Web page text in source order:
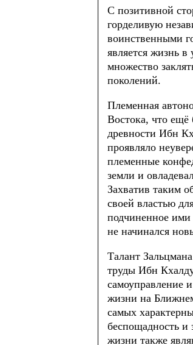
С позитивной
горделивую
воинственными
является жизнь
множество
поколений.
Племенная
Востока, что ещё
древности Ибн
проявляло
племенные
земли и
Захватив таким
своей властью
подчиненное ими
не начинался
Талант
труды Ибн
самоуправление
жизни на
самых
беспощадность и
жизни также